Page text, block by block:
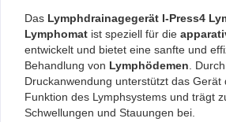
Das Lymphdrainagegerät I-Press4
Lymphomat ist speziell für die
entwickelt und bietet eine sanfte und
Behandlung von Lymphödemen.
Druckanwendung unterstützt das Gerät
Funktion des Lymphsystems und trägt
Schwellungen und Stauungen bei.